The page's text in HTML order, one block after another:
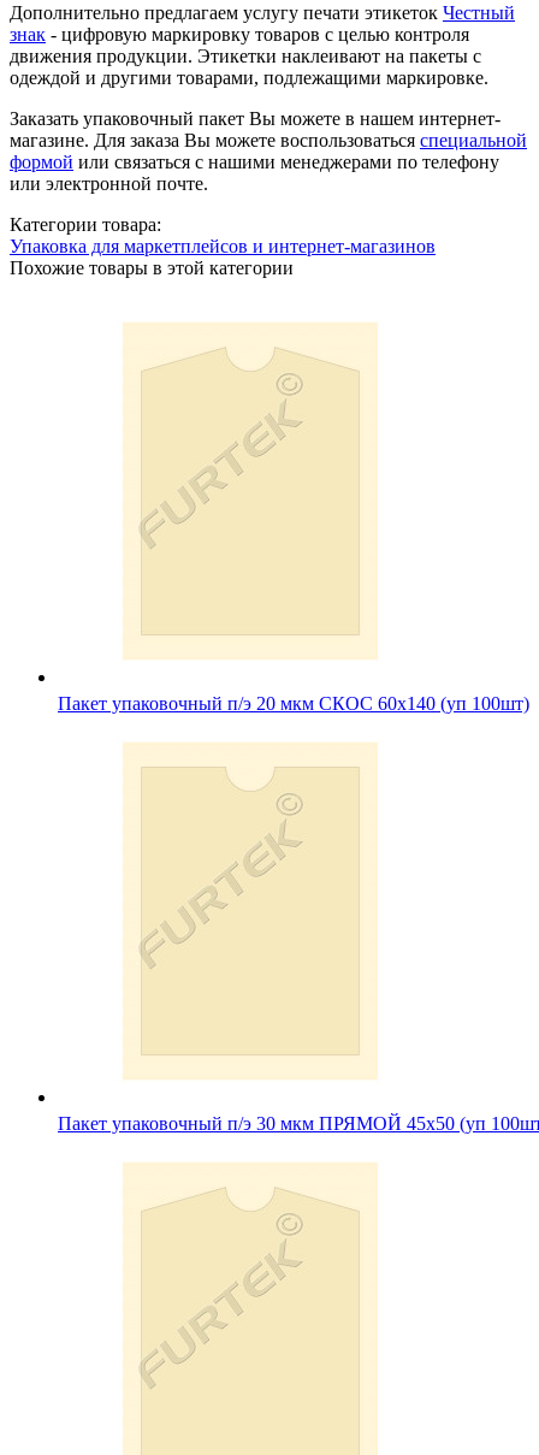
Дополнительно предлагаем услугу печати этикеток Честный
знак - цифровую маркировку товаров с целью контроля
движения продукции. Этикетки наклеивают на пакеты с
одеждой и другими товарами, подлежащими маркировке.
Заказать упаковочный пакет Вы можете в нашем интернет-
магазине. Для заказа Вы можете воспользоваться специальной
формой или связаться с нашими менеджерами по телефону
или электронной почте.
Категории товара:
Упаковка для маркетплейсов и интернет-магазинов
Похожие товары в этой категории
Пакет упаковочный п/э 20 мкм СКОС 60х140 (уп 100шт)
Пакет упаковочный п/э 30 мкм ПРЯМОЙ 45х50 (уп